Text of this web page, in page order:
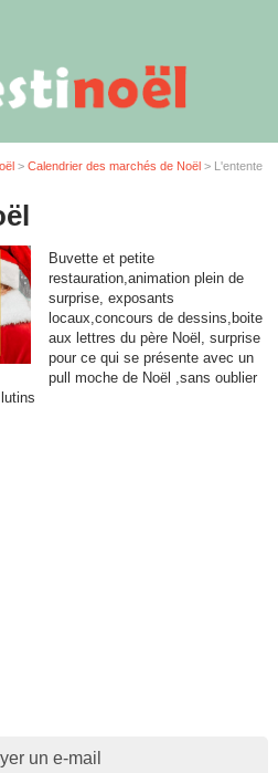
> Calendrier des marchés de Noël> L'entente
Buvette et petite
restauration,animation plein de
surprise, exposants
locaux,concours de dessins,boite
aux lettres du père Noël, surprise
pour ce qui se présente avec un
pull moche de Noël ,sans oublier
un e-mail